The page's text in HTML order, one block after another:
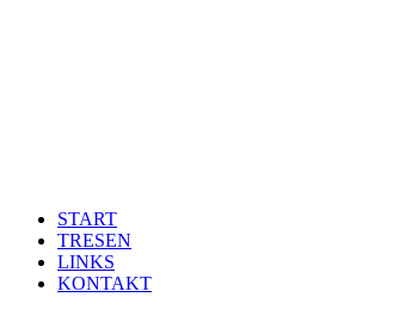
START
TRESEN
LINKS
KONTAKT